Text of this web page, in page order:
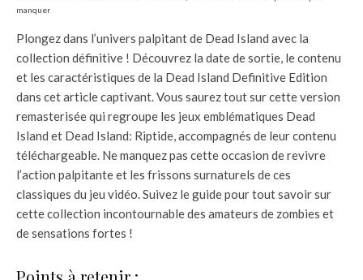
manquer
Plongez dans l’univers palpitant de Dead Island avec la
collection définitive ! Découvrez la date de sortie, le contenu
et les caractéristiques de la Dead Island Definitive Edition
dans cet article captivant. Vous saurez tout sur cette version
remasterisée qui regroupe les jeux emblématiques Dead
Island et Dead Island: Riptide, accompagnés de leur contenu
téléchargeable. Ne manquez pas cette occasion de revivre
l’action palpitante et les frissons surnaturels de ces
classiques du jeu vidéo. Suivez le guide pour tout savoir sur
cette collection incontournable des amateurs de zombies et
de sensations fortes !